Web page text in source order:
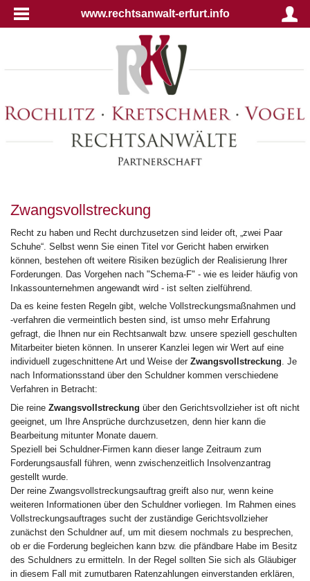
www.rechtsanwalt-erfurt.info
Zwangsvollstreckung
Recht zu haben und Recht durchzusetzen sind leider oft‚ „zwei Paar
Schuhe“. Selbst wenn Sie einen Titel vor Gericht haben erwirken
können, bestehen oft weitere Risiken bezüglich der Realisierung Ihrer
Forderungen. Das Vorgehen nach "Schema-F" - wie es leider häufig von
Inkassounternehmen angewandt wird - ist selten zielführend.
Da es keine festen Regeln gibt, welche Vollstreckungsmaßnahmen und
-verfahren die vermeintlich besten sind, ist umso mehr Erfahrung
gefragt, die Ihnen nur ein Rechtsanwalt bzw. unsere speziell geschulten
Mitarbeiter bieten können. In unserer Kanzlei legen wir Wert auf eine
individuell zugeschnittene Art und Weise der Zwangsvollstreckung. Je
nach Informationsstand über den Schuldner kommen verschiedene
Verfahren in Betracht:
Die reine Zwangsvollstreckung über den Gerichtsvollzieher ist oft nicht
geeignet, um Ihre Ansprüche durchzusetzen, denn hier kann die
Bearbeitung mitunter Monate dauern.
Speziell bei Schuldner-Firmen kann dieser lange Zeitraum zum
Forderungsausfall führen, wenn zwischenzeitlich Insolvenzantrag
gestellt wurde.
Der reine Zwangsvollstreckungsauftrag greift also nur, wenn keine
weiteren Informationen über den Schuldner vorliegen. Im Rahmen eines
Vollstreckungsauftrages sucht der zuständige Gerichtsvollzieher
zunächst den Schuldner auf, um mit diesem nochmals zu besprechen,
ob er die Forderung begleichen kann bzw. die pfändbare Habe im Besitz
des Schuldners zu ermitteln. In der Regel sollten Sie sich als Gläubiger
in diesem Fall mit zumutbaren Ratenzahlungen einverstanden erklären,